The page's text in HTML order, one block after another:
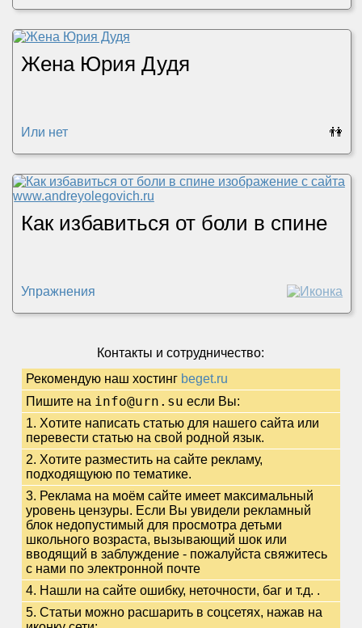
Жена Юрия Дудя
Или нет 👫
Как избавиться от боли в спине
Упражнения
Контакты и сотрудничество:
Рекомендую наш хостинг beget.ru
Пишите на info@urn.su если Вы:
1. Хотите написать статью для нашего сайта или
перевести статью на свой родной язык.
2. Хотите разместить на сайте рекламу,
подходящуюю по тематике.
3. Реклама на моём сайте имеет максимальный
уровень цензуры. Если Вы увидели рекламный
блок недопустимый для просмотра детьми
школьного возраста, вызывающий шок или
вводящий в заблуждение - пожалуйста свяжитесь
с нами по электронной почте
4. Нашли на сайте ошибку, неточности, баг и т.д. .
5. Статьи можно расшарить в соцсетях, нажав на